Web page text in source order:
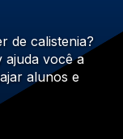
de calistenia?
ajuda você a
alunos e